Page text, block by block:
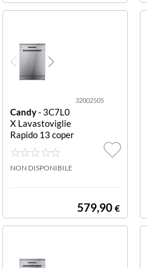
32002505
Candy- 3C7L0
X Lavastoviglie
Rapido 13 coper
ti Classe C Lava
stoviglie Rapido
13 coperti class
x
NON DISPONIBILE
579,90 €